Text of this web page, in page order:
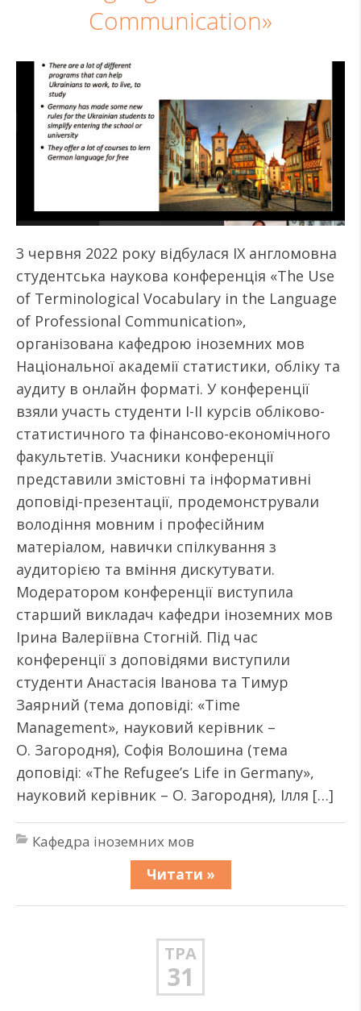
Communication»
3 червня 2022 року відбулася IX англомовна
студентська наукова конференція «The Use
of Terminological Vocabulary in the Language
of Professional Communication»,
організована кафедрою іноземних мов
Національної академії статистики, обліку та
аудиту в онлайн форматі. У конференції
взяли участь студенти І-ІІ курсів обліково-
статистичного та фінансово-економічного
факультетів. Учасники конференції
представили змістовні та інформативні
доповіді-презентації, продемонстрували
володіння мовним і професійним
матеріалом, навички спілкування з
аудиторією та вміння дискутувати.
Модератором конференції виступила
старший викладач кафедри іноземних мов
Ірина Валеріївна Стогній. Під час
конференції з доповідями виступили
студенти Анастасія Іванова та Тимур
Заярний (тема доповіді: «Time
Management», науковий керівник –
О. Загородня), Софія Волошина (тема
доповіді: «The Refugee’s Life in Germany»,
науковий керівник – О. Загородня), Ілля […]
Кафедра іноземних мов
Читати »
ТРА
31